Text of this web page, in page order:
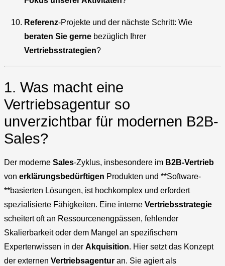
Referenz-Projekte und der nächste Schritt: Wie
beraten Sie gerne bezüglich Ihrer
Vertriebsstrategien?
1. Was macht eine
Vertriebsagentur so
unverzichtbar für modernen B2B-
Sales?
Der moderne Sales-Zyklus, insbesondere im B2B-Vertrieb
von erklärungsbedürftigen Produkten und **Software-
**basierten Lösungen, ist hochkomplex und erfordert
spezialisierte Fähigkeiten. Eine interne Vertriebsstrategie
scheitert oft an Ressourcenengpässen, fehlender
Skalierbarkeit oder dem Mangel an spezifischem
Expertenwissen in der Akquisition. Hier setzt das Konzept
der externen Vertriebsagentur an. Sie agiert als